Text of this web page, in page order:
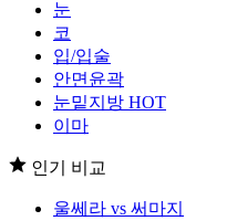
눈
코
입/입술
안면윤곽
눈밑지방 HOT
이마
인기 비교
울쎄라 vs 써마지